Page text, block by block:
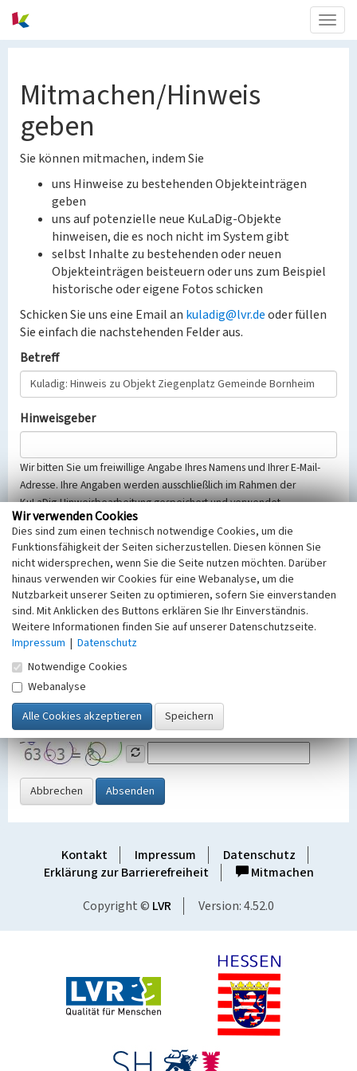
Mitmachen/Hinweis
geben
Sie können mitmachen, indem Sie
uns Hinweise zu bestehenden Objekteinträgen
geben
uns auf potenzielle neue KuLaDig-Objekte
hinweisen, die es noch nicht im System gibt
selbst Inhalte zu bestehenden oder neuen
Objekteinträgen beisteuern oder uns zum Beispiel
historische oder eigene Fotos schicken
Schicken Sie uns eine Email an kuladig@lvr.deoder füllen
Sie einfach die nachstehenden Felder aus.
Betreff
Hinweisgeber
Wir bitten Sie um freiwillige Angabe Ihres Namens und Ihrer E-Mail-
Adresse. Ihre Angaben werden ausschließlich im Rahmen der
KuLaDig-Hinweisbearbeitung gespeichert und verwendet.
Selbstverständlich werden diese entsprechend der Vorschriften des
Telemediengesetzes, des Datenschutzgesetzes NRW und der seit
dem 25.05.2018 gültigen Europäischen Datenschutzgrundverordnung
(EU-DSGVO) vertraulich behandelt, beachten Sie bitte unsere
Hinweise zumDatenschutz
Nachricht
SicherheitsabfrageTragen Sie unten das Rechenergebnis aus der
Grafik ein
Abbrechen Absenden
Kontakt Impressum
Datenschutz
Erklärung zur Barrierefreiheit
Mitmachen
Copyright © LVR Version: 4.52.0
Wir verwenden Cookies
Dies sind zum einen technisch notwendige Cookies, um die
Funktionsfähigkeit der Seiten sicherzustellen. Diesen können Sie
nicht widersprechen, wenn Sie die Seite nutzen möchten. Darüber
hinaus verwenden wir Cookies für eine Webanalyse, um die
Nutzbarkeit unserer Seiten zu optimieren, sofern Sie einverstanden
sind. Mit Anklicken des Buttons erklären Sie Ihr Einverständnis.
Weitere Informationen finden Sie auf unserer Datenschutzseite.
Impressum | Datenschutz
Notwendige Cookies
Webanalyse